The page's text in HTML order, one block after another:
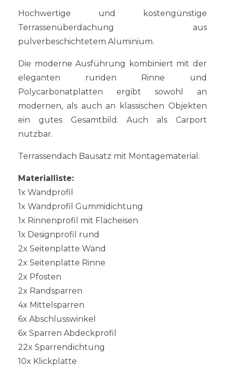
Hochwertige und kostengünstige
Terrassenüberdachung aus
pulverbeschichtetem Aluminium.
Die moderne Ausführung kombiniert mit der
eleganten runden Rinne und
Polycarbonatplatten ergibt sowohl an
modernen, als auch an klassischen Objekten
ein gutes Gesamtbild. Auch als Carport
nutzbar.
Terrassendach Bausatz mit Montagematerial.
Materialliste:
1x Wandprofil
1x Wandprofil Gummidichtung
1x Rinnenprofil mit Flacheisen
1x Designprofil rund
2x Seitenplatte Wand
2x Seitenplatte Rinne
2x Pfosten
2x Randsparren
4x Mittelsparren
6x Abschlusswinkel
6x Sparren Abdeckprofil
22x Sparrendichtung
10x Klickplatte